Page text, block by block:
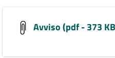
Avviso (pdf - 373